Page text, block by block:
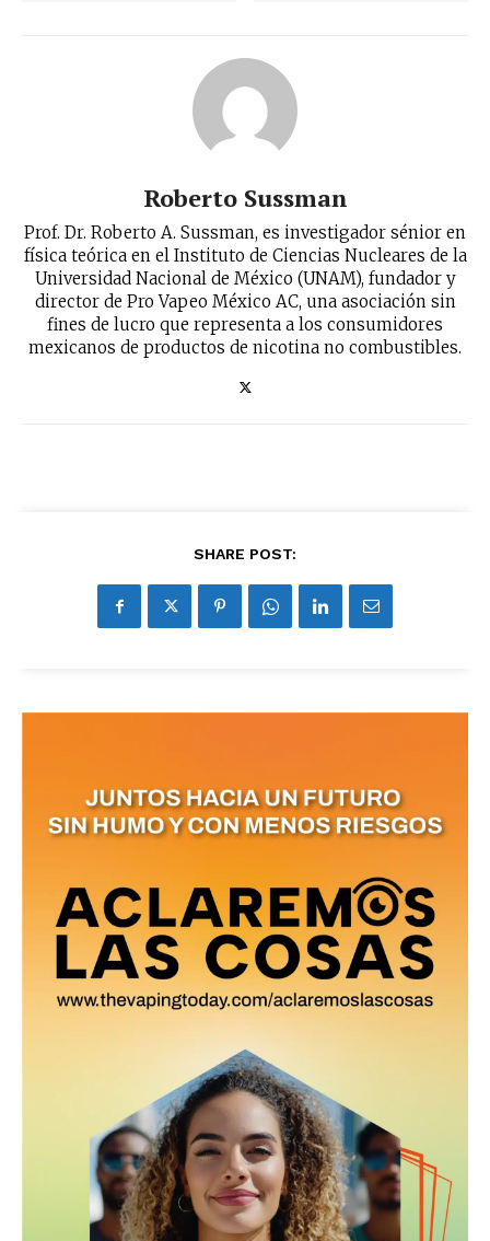
Roberto Sussman
Prof. Dr. Roberto A. Sussman, es investigador sénior en
física teórica en el Instituto de Ciencias Nucleares de la
Universidad Nacional de México (UNAM), fundador y
director de Pro Vapeo México AC, una asociación sin
fines de lucro que representa a los consumidores
mexicanos de productos de nicotina no combustibles.
SHARE POST: